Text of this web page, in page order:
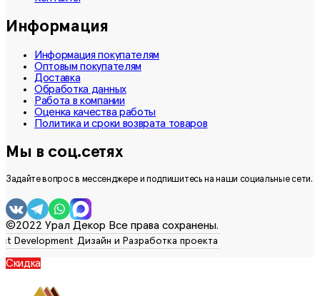
Информация
Информация покупателям
Оптовым покупателям
Доставка
Обработка данных
Работа в компании
Оценка качества работы
Политика и сроки возврата товаров
Мы в соц.сетях
Задайте вопрос в мессенджере и подпишитесь на наши социальные сети.
©2022 Урал Декор Все права сохранены.
Скидка